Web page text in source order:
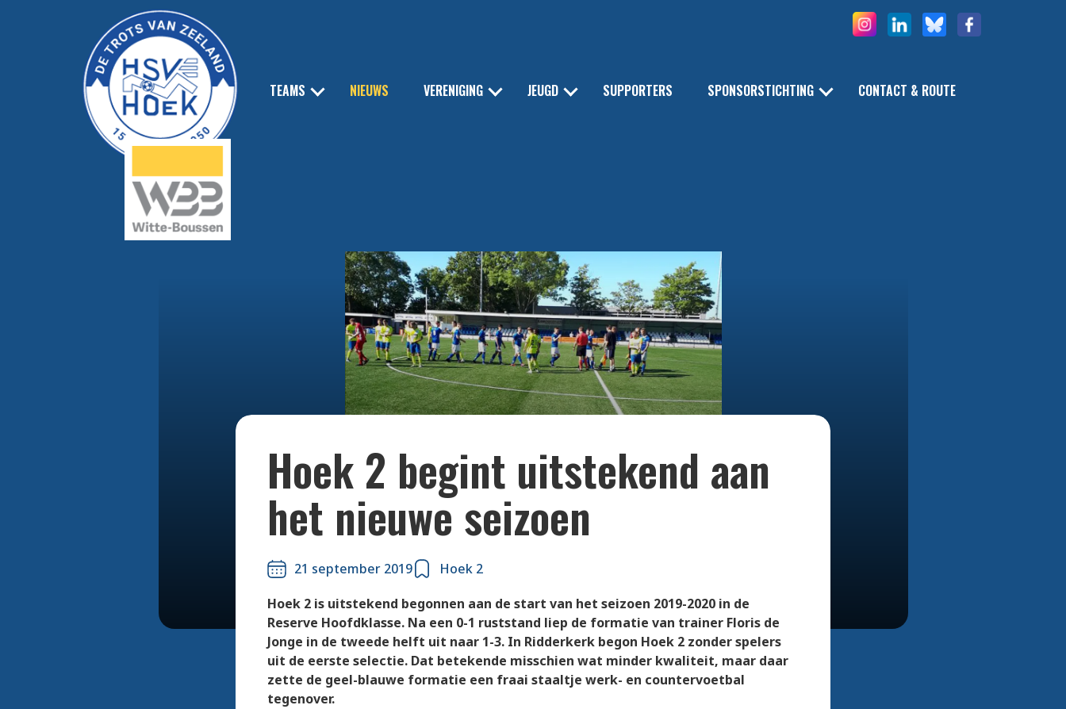
TEAMS NIEUWS VERENIGING JEUGD SUPPORTERS SPONSORSTICHTING CONTACT & ROUTE
Hoek 2 begint uitstekend aan
het nieuwe seizoen
21 september 2019
Hoek 2
Hoek 2 is uitstekend begonnen aan de start van het seizoen 2019-2020 in de
Reserve Hoofdklasse. Na een 0-1 ruststand liep de formatie van trainer Floris de
Jonge in de tweede helft uit naar 1-3. In Ridderkerk begon Hoek 2 zonder spelers
uit de eerste selectie. Dat betekende misschien wat minder kwaliteit, maar daar
zette de geel-blauwe formatie een fraai staaltje werk- en countervoetbal
tegenover.